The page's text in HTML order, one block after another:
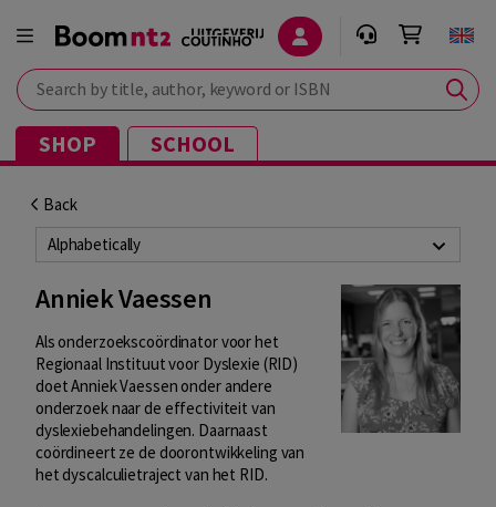
Search by title, author, keyword or ISBN
SHOP SCHOOL
Back
Alphabetically
Anniek Vaessen
Als onderzoekscoördinator voor het
Regionaal Instituut voor Dyslexie (RID)
doet Anniek Vaessen onder andere
onderzoek naar de effectiviteit van
dyslexiebehandelingen. Daarnaast
coördineert ze de doorontwikkeling van
het dyscalculietraject van het RID.